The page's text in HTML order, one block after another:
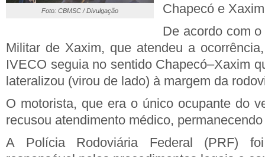
Foto: CBMSC / Divulgação
Chapecó e
De acordo com
Militar de Xaxim, que atendeu a
IVECO seguia no sentido Chapecó–Xaxim
lateralizou (virou de lado) à margem da
O motorista, que era o único ocupante do
recusou atendimento médico,
A Polícia Rodoviária Federal (PRF)